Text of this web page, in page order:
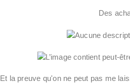
Des
Et la preuve qu'on ne peut pas me